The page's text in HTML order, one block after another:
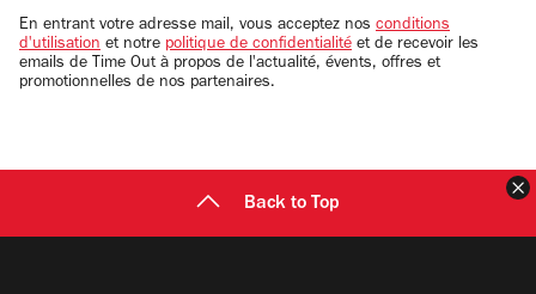
email
En entrant votre adresse mail, vous acceptez nos conditions
d'utilisation et notre politique de confidentialité et de recevoir les
emails de Time Out à propos de l'actualité, évents, offres et
promotionnelles de nos partenaires.
Back to Top